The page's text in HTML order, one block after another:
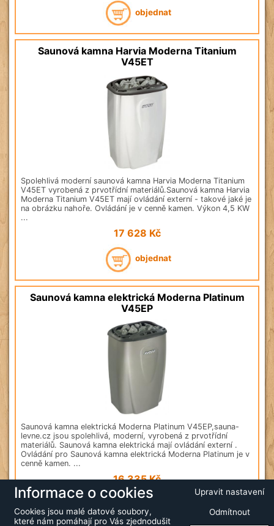
objednat
Saunová kamna Harvia Moderna Titanium
V45ET
Spolehlivá moderní saunová kamna Harvia Moderna Titanium
V45ET vyrobená z prvotřídní materiálů.Saunová kamna Harvia
Moderna Titanium V45ET mají ovládání externí - takové jaké je
na obrázku nahoře. Ovládání je v cenně kamen. Výkon 4,5 KW
...
17 628 Kč
objednat
Saunová kamna elektrická Moderna Platinum
V45EP
Saunová kamna elektrická Moderna Platinum V45EP,sauna-
levne.cz jsou spolehlivá, moderní, vyrobená z prvotřídní
materiálů. Saunová kamna elektrická mají ovládání externí .
Ovládání pro Saunová kamna elektrická Moderna Platinum je v
cenně kamen. ...
16 335Kč
Informace o cookies
Cookies jsou malé datové soubory,
které nám pomáhají pro Vás zjednodušit
Upravit nastavení
Odmítnout